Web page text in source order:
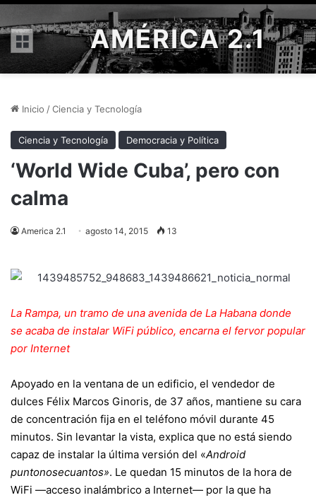
Menú AMÉRICA 2.1
Inicio /Ciencia y Tecnología
Ciencia y Tecnología Democracia y Política
‘World Wide Cuba’, pero con
calma
America 2.1 agosto 14, 2015 13
La Rampa, un tramo de una avenida de La Habana donde
se acaba de instalar WiFi público, encarna el fervor popular
por Internet
Apoyado en la ventana de un edificio, el vendedor de
dulces Félix Marcos Ginoris, de 37 años, mantiene su cara
de concentración fija en el teléfono móvil durante 45
minutos. Sin levantar la vista, explica que no está siendo
capaz de instalar la última versión del «Android
puntonosecuantos». Le quedan 15 minutos de la hora de
WiFi —acceso inalámbrico a Internet— por la que ha